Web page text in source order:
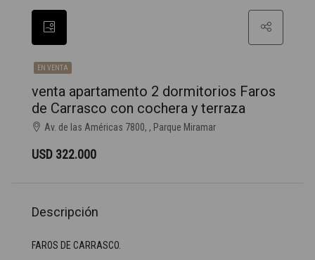
EN VENTA
venta apartamento 2 dormitorios Faros
de Carrasco con cochera y terraza
Av. de las Américas 7800, , Parque Miramar
USD 322.000
Descripción
FAROS DE CARRASCO.